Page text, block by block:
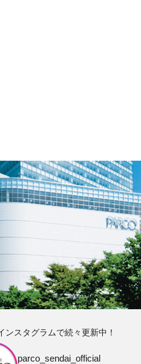
ンスタグラムで続々更新中！
parco_sendai_official